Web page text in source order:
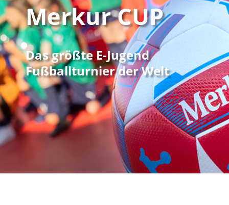
Merkur CUP
Das größte E-Jugend
Fußballturnier der Welt